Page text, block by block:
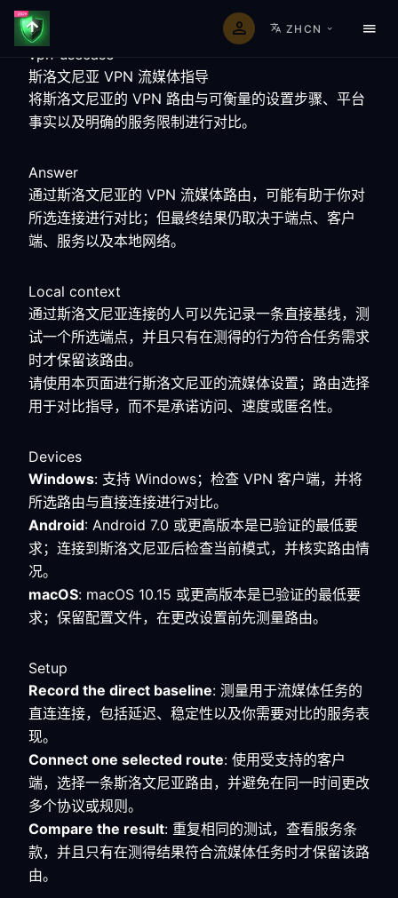
ZHCN
vpn-usecase
斯洛文尼亚 VPN 流媒体指导
将斯洛文尼亚的 VPN 路由与可衡量的设置步骤、平台
事实以及明确的服务限制进行对比。
Answer
通过斯洛文尼亚的 VPN 流媒体路由，可能有助于你对
所选连接进行对比；但最终结果仍取决于端点、客户
端、服务以及本地网络。
Local context
通过斯洛文尼亚连接的人可以先记录一条直接基线，测
试一个所选端点，并且只有在测得的行为符合任务需求
时才保留该路由。
请使用本页面进行斯洛文尼亚的流媒体设置；路由选择
用于对比指导，而不是承诺访问、速度或匿名性。
Devices
Windows: 支持 Windows；检查 VPN 客户端，并将
所选路由与直接连接进行对比。
Android: Android 7.0 或更高版本是已验证的最低要
求；连接到斯洛文尼亚后检查当前模式，并核实路由情
况。
macOS: macOS 10.15 或更高版本是已验证的最低要
求；保留配置文件，在更改设置前先测量路由。
Setup
Record the direct baseline: 测量用于流媒体任务的
直连连接，包括延迟、稳定性以及你需要对比的服务表
现。
Connect one selected route: 使用受支持的客户
端，选择一条斯洛文尼亚路由，并避免在同一时间更改
多个协议或规则。
Compare the result: 重复相同的测试，查看服务条
款，并且只有在测得结果符合流媒体任务时才保留该路
由。